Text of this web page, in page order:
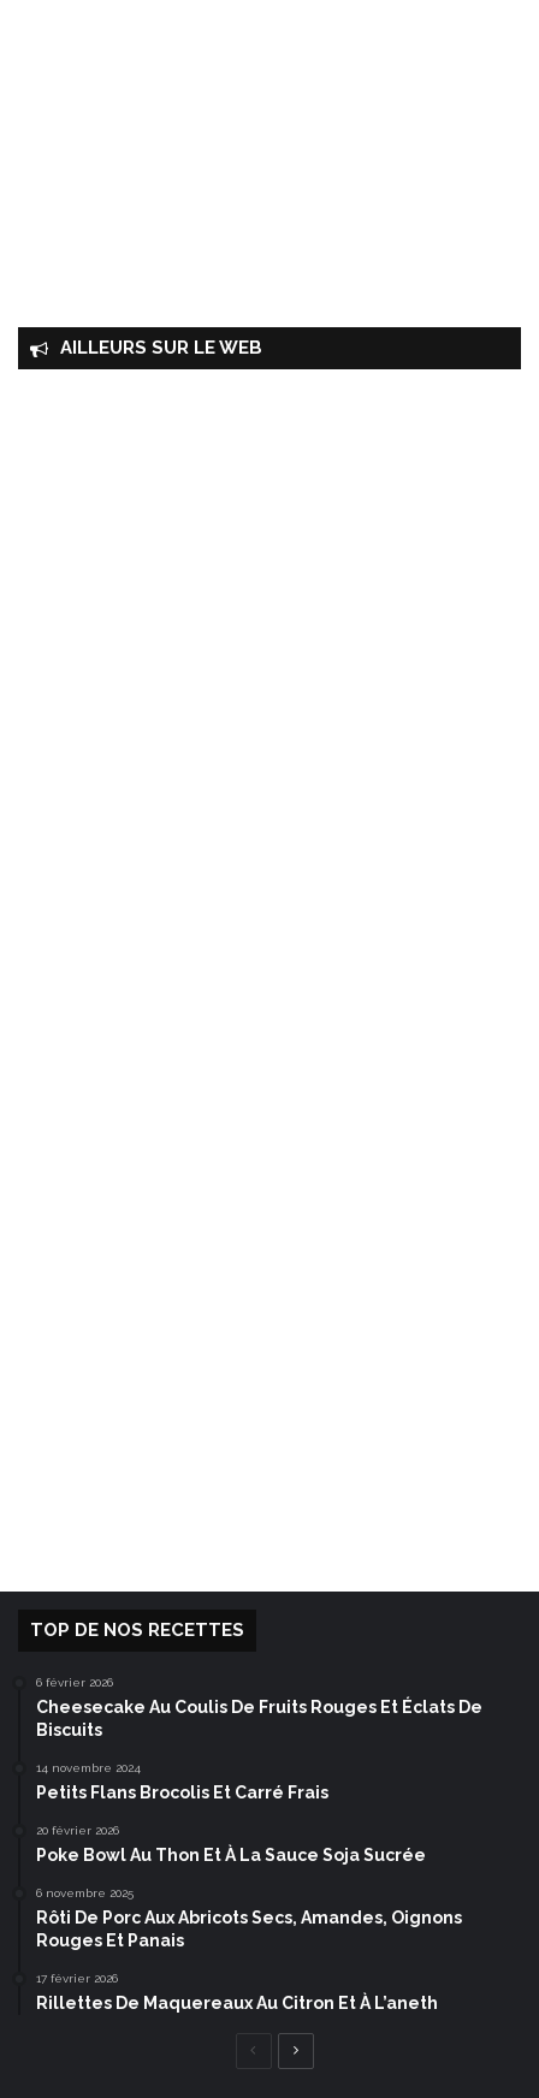
AILLEURS SUR LE WEB
TOP DE NOS RECETTES
6 février 2026
Cheesecake Au Coulis De Fruits Rouges Et Éclats De
Biscuits
14 novembre 2024
Petits Flans Brocolis Et Carré Frais
20 février 2026
Poke Bowl Au Thon Et À La Sauce Soja Sucrée
6 novembre 2025
Rôti De Porc Aux Abricots Secs, Amandes, Oignons
Rouges Et Panais
17 février 2026
Rillettes De Maquereaux Au Citron Et À L’aneth
Page